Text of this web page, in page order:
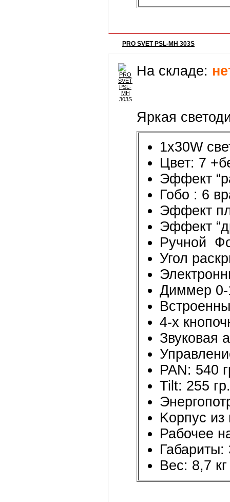
PRO SVET PSL-MH 303S
На складе:
Яркая
1x30W
Цвет: 7
Эффект
Гобо : 6
Эффект
Эффект
Ручной
Угол
Диммер 0-
4-х
Звуковая
PAN: 540
Tilt: 255 гр.
Kорпус из
Рабочее
Вес: 8,7 кг